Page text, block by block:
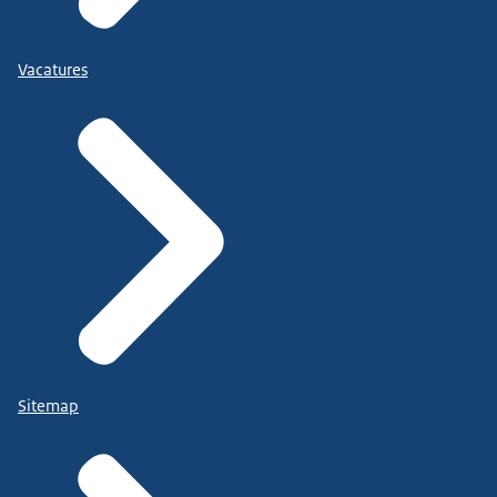
Vacatures
Sitemap